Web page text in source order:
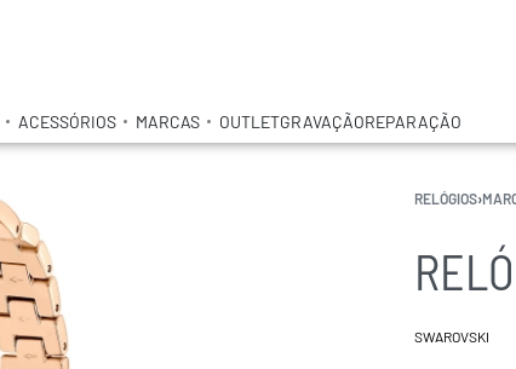
ACESSÓRIOS MARCAS OUTLETGRAVAÇÃOREPARAÇÃO
RELÓGIOS›
SWAROVSKI